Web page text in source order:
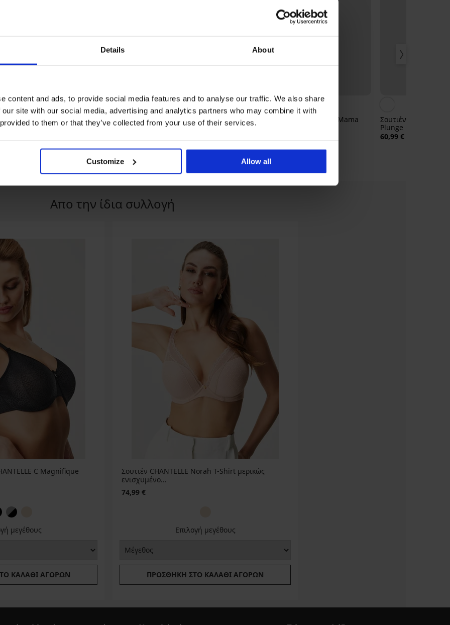
Details About
content and ads, to provide social media features and to analyse our traffic. We also share
site with our social media, advertising and analytics partners who may combine it with
to them or that they’ve collected from your use of their services.
Customize Allow all
χωρίς
5
Σουτιέν θηλασμού Freya
Pure UW ενισχυμένο
4
Minimizer σουτιέν Carmen
χωρίς ενίσχυση
Σουτιέν θηλασμού Mama
Σουτιέν Wonderbra
Plunge
60,99 €
Απο την ίδια συλλογή
C Magnifique
μεγέθους
ΚΑΛΆΘΙ ΑΓΟΡΏΝ
Σουτιέν CHANTELLE Norah T-Shirt μερικώς
ενισχυμένο...
74,99 €
Επιλογή μεγέθους
ΠΡΟΣΘΉΚΗ ΣΤΟ ΚΑΛΆΘΙ ΑΓΟΡΏΝ